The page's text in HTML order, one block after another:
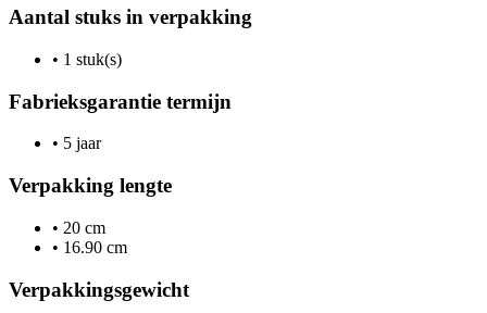
Aantal stuks in verpakking
• 1 stuk(s)
Fabrieksgarantie termijn
• 5 jaar
Verpakking lengte
• 20 cm
• 16.90 cm
Verpakkingsgewicht